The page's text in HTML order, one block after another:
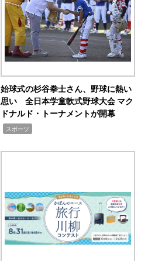
始球式の杉谷拳士さん、野球に熱い
思い 全日本学童軟式野球大会 マク
ドナルド・トーナメントが開幕
スポーツ